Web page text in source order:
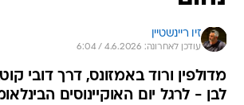
עודכן לאחרונה: 4.6.2026 / 6:04
מדולפין ורוד באמזונס, דרך דובי
לבן - לרגל יום האוקיינוסים
חושף צלם הטבע הבינלאומי את
המרתקים שמאחורי התמונות